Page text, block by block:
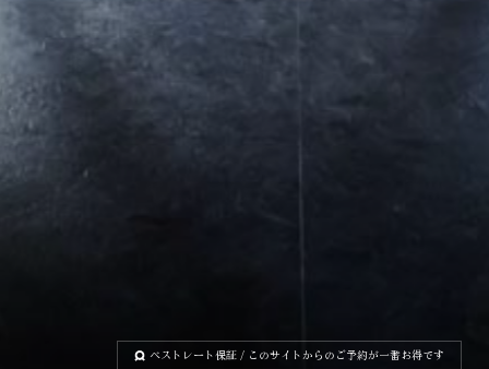
ベストレート保証 / このサイトからのご予約が一番お得です